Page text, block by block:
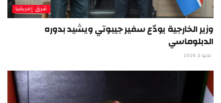
شرق إفريقيا
وزير الخارجية يودّع سفير جيبوتي ويشيد بدوره
الدبلوماسي
مايو 5, 2026